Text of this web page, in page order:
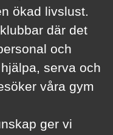
ökad livslust.
där det
och
serva och
våra gym
ger vi